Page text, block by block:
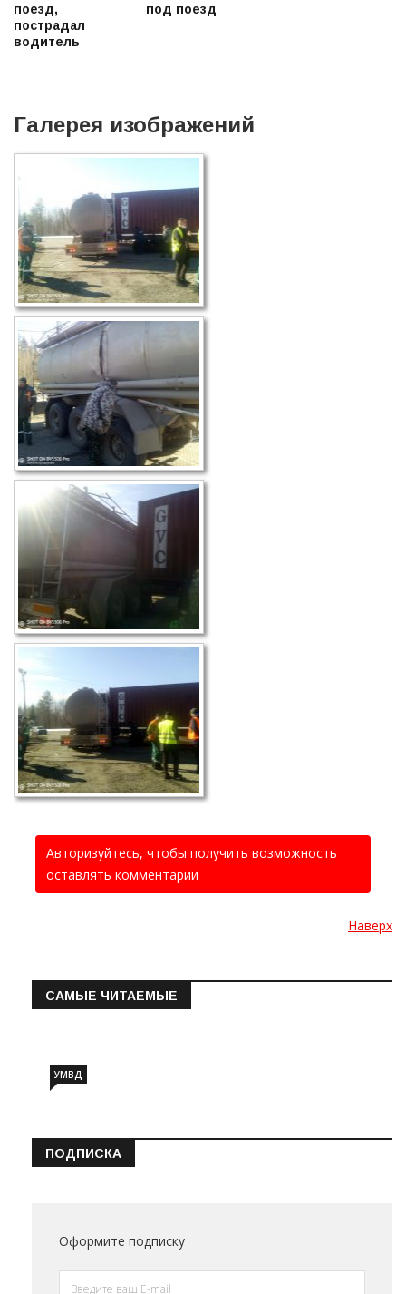
поезд,
пострадал
водитель
под поезд
Галерея изображений
Авторизуйтесь, чтобы получить возможность
оставлять комментарии
Наверх
САМЫЕ ЧИТАЕМЫЕ
УМВД
ПОДПИСКА
Оформите подписку